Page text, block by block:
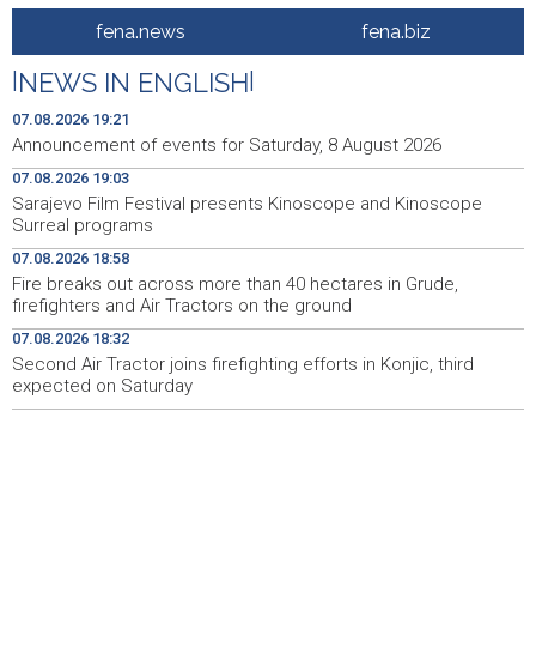
Od ranih jutarnjih sati duge kolone putničkih vozila na
pojedinim graničnim prelazima
09:00
Blidinje sve privlačnije ljetno odredište, turizam raste uz
izazove očuvanja prirode
Najave događaja za 9. 8. 2026. godine (nedjelja)
08:30
Nova slikovnica Anite Lovrić djecu kroz ilustracije uvodi
u radosna otajstva krunice
20:31
HZHM: U sudaru vlakova zbrinute 24 ozlijeđene osobe,
12 zadržano na liječenju
20:22 Metković: Na Maratonu lađa se natječe 31 ekipa
fena.news fena.biz
NEWS IN ENGLISH
07.08.2026 19:21
Announcement of events for Saturday, 8 August 2026
07.08.2026 19:03
Sarajevo Film Festival presents Kinoscope and Kinoscope
Surreal programs
07.08.2026 18:58
Fire breaks out across more than 40 hectares in Grude,
firefighters and Air Tractors on the ground
07.08.2026 18:32
Second Air Tractor joins firefighting efforts in Konjic, third
expected on Saturday